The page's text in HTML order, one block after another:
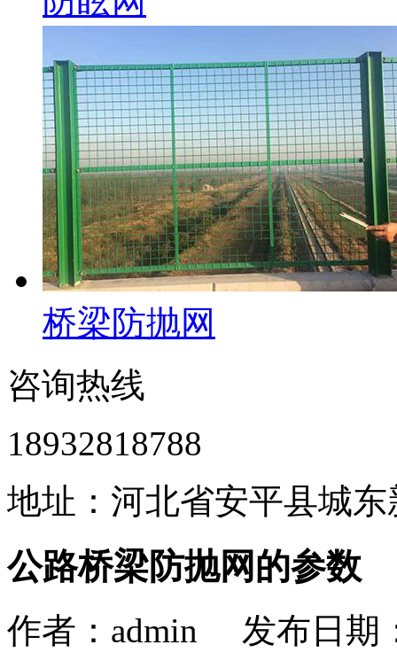
桥梁防抛网
咨询热线
18932818788
地址：河北省安平县城
公路桥梁防抛网的参数
作者：admin 发布日期